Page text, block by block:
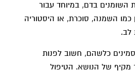
השומנים בדם, במיוחד עבור
כמו השמנה, סוכרת, או היסטוריה
לב.
כלשהם, חשוב לפנות
מקיף של הנושא. הטיפול